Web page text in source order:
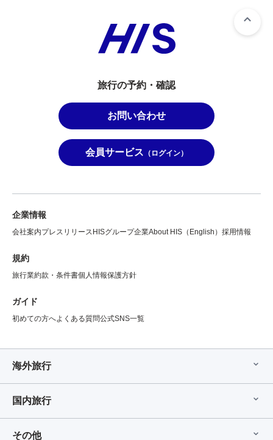
旅行の予約・確認
お問い合わせ
会員サービス （ログイン）
企業情報
会社案内プレスリリース HISグループ企業About HIS（English） 採用情報
規約
旅行業約款・条件書個人情報保護方針
ガイド
初めての方へよくある質問公式SNS一覧
海外旅行
国内旅行
その他